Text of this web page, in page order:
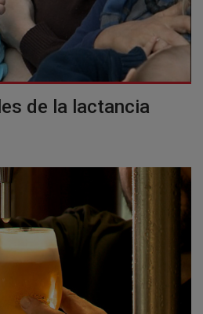
de la lactancia